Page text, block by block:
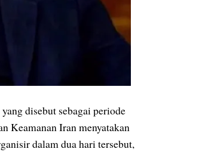
disebut sebagai periode
Keamanan Iran menyatakan
dalam dua hari tersebut,